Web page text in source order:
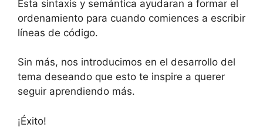
Esta sintaxis y semántica ayudaran a formar el
ordenamiento para cuando comiences a escribir
líneas de código.
Sin más, nos introducimos en el desarrollo del
tema deseando que esto te inspire a querer
seguir aprendiendo más.
¡Éxito!